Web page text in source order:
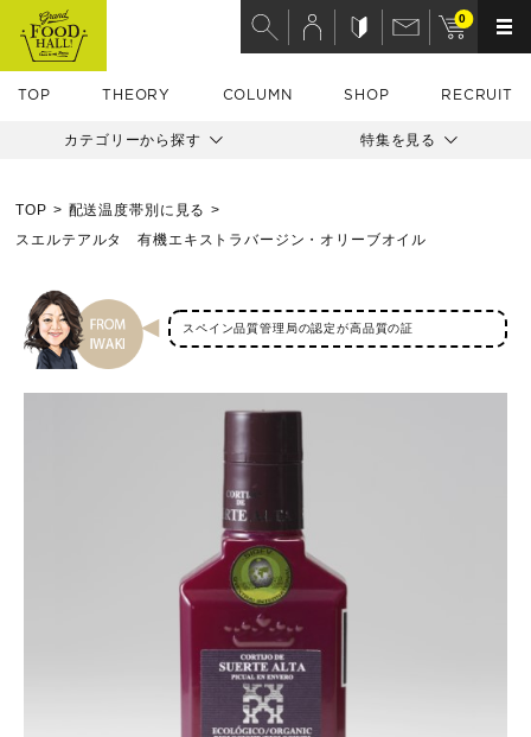
TOP THEORY COLUMN SHOP RECRUIT
0
カテゴリーから探す 特集を見る
TOP
配送温度帯別に見る
スエルテアルタ 有機エキストラバージン・オリーブオイル
スペイン品質管理局の認定が高品質の証